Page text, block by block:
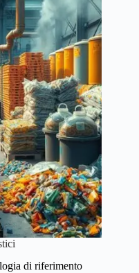
di riferimento